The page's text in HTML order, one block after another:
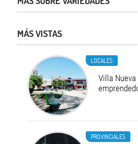
MÁS VISTAS
LOCALES
Villa
PROVINCIALES